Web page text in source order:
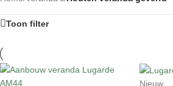
Toon filter
Nieuw